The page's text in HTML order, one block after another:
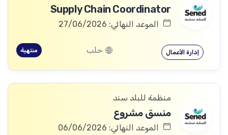
Supply Chain Coordinator
الموعد النهائي: 27/06/2026
إدارة الأعمال حلب منتهية
منظمة للبلد سند
منسق مشروع
الموعد النهائي: 06/06/2026